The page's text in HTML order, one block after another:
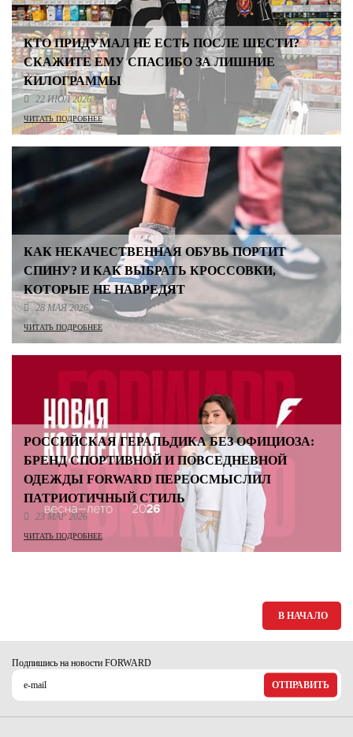
КТО ПРИДУМАЛ НЕ ЕСТЬ ПОСЛЕ ШЕСТИ?
СКАЖИТЕ ЕМУ СПАСИБО ЗА ЛИШНИЕ
КИЛОГРАММЫ
22 ИЮЛ 2026
ЧИТАТЬ ПОДРОБНЕЕ
КАК НЕКАЧЕСТВЕННАЯ ОБУВЬ ПОРТИТ
СПИНУ? И КАК ВЫБРАТЬ КРОССОВКИ,
КОТОРЫЕ НЕ НАВРЕДЯТ
28 МАЯ 2026
ЧИТАТЬ ПОДРОБНЕЕ
РОССИЙСКАЯ ГЕРАЛЬДИКА БЕЗ ОФИЦИОЗА:
БРЕНД СПОРТИВНОЙ И ПОВСЕДНЕВНОЙ
ОДЕЖДЫ FORWARD ПЕРЕОСМЫСЛИЛ
ПАТРИОТИЧНЫЙ СТИЛЬ
23 МАР 2026
ЧИТАТЬ ПОДРОБНЕЕ
В НАЧАЛО
Подпишись на новости FORWARD
ОТПРАВИТЬ